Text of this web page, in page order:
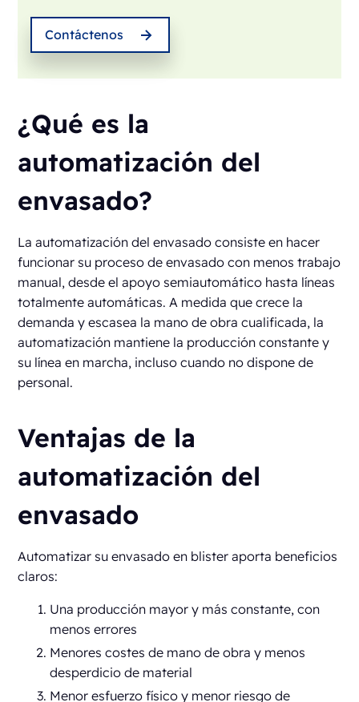
Contáctenos
¿Qué es la
automatización del
envasado?
La automatización del envasado consiste en hacer
funcionar su proceso de envasado con menos trabajo
manual, desde el apoyo semiautomático hasta líneas
totalmente automáticas. A medida que crece la
demanda y escasea la mano de obra cualificada, la
automatización mantiene la producción constante y
su línea en marcha, incluso cuando no dispone de
personal.
Ventajas de la
automatización del
envasado
Automatizar su envasado en blister aporta beneficios
claros:
Una producción mayor y más constante, con
menos errores
Menores costes de mano de obra y menos
desperdicio de material
Menor esfuerzo físico y menor riesgo de